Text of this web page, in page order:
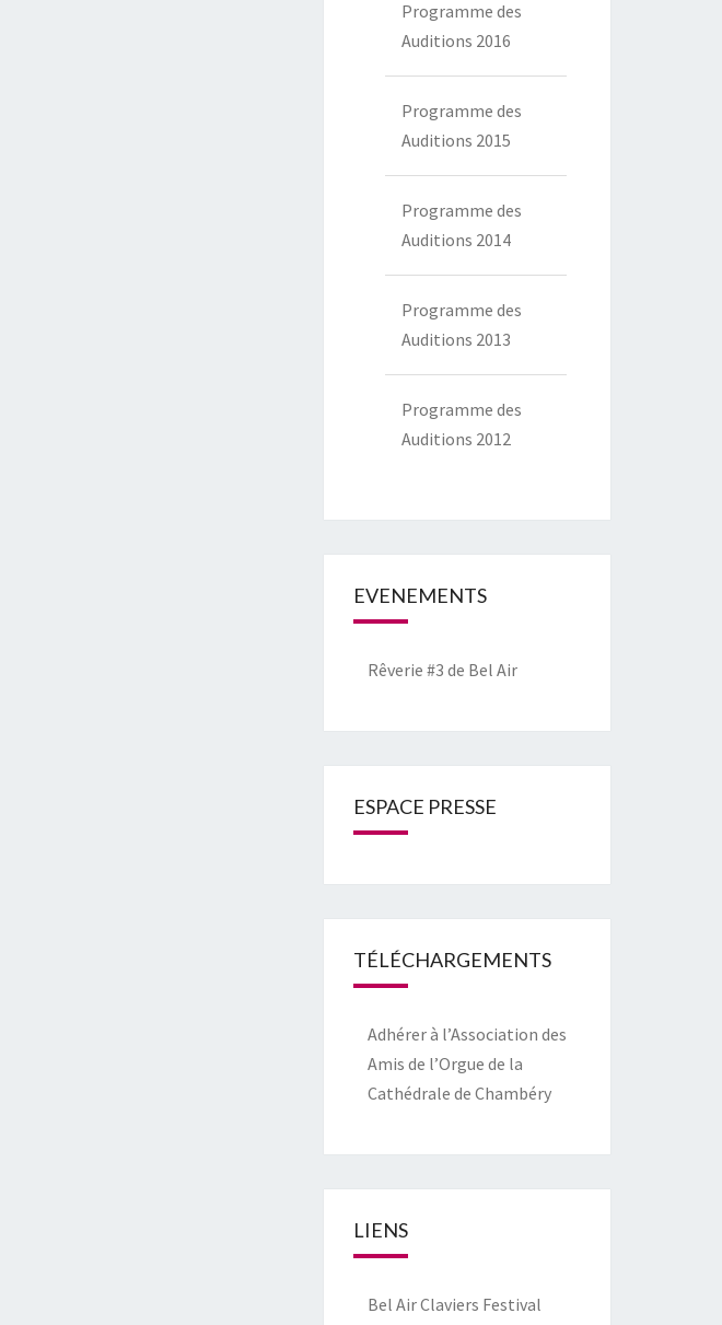
Programme des
Auditions 2016
Programme des
Auditions 2015
Programme des
Auditions 2014
Programme des
Auditions 2013
Programme des
Auditions 2012
EVENEMENTS
Rêverie #3 de Bel Air
ESPACE PRESSE
TÉLÉCHARGEMENTS
Adhérer à l’Association des
Amis de l’Orgue de la
Cathédrale de Chambéry
LIENS
Bel Air Claviers Festival